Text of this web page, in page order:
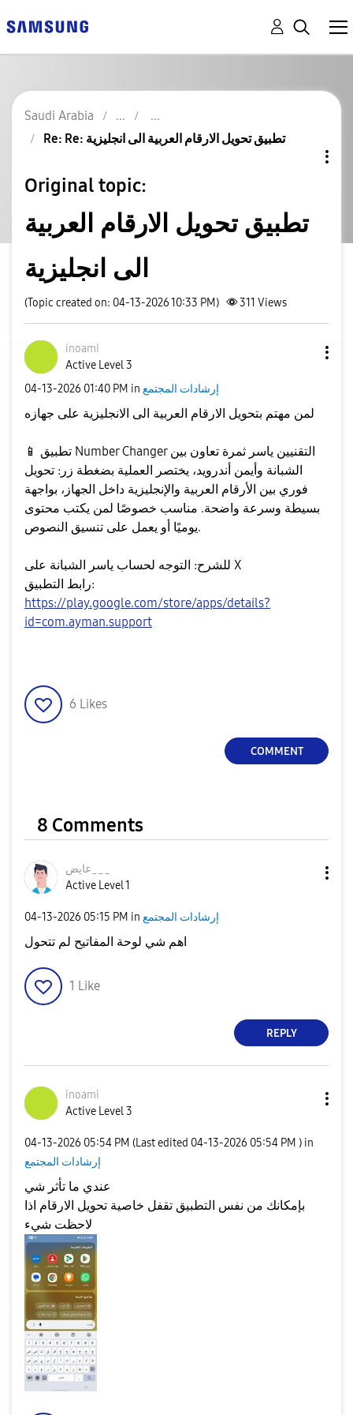
Saudi Arabia
Re: Re: تطبيق تحويل الارقام العربية الى انجليزية
Original topic:
تطبيق تحويل الارقام العربية
الى انجليزية
(Topic created on: 04-13-2026 10:33 PM) 311 Views
inoami
Active Level 3
‎04-13-2026 01:40 PM in إرشادات المجتمع
📱
الشبانة وأيمن أندرويد، يختصر العملية بضغطة زر: تحويل
فوري بين الأرقام العربية والإنجليزية داخل الجهاز، بواجهة
بسيطة وسرعة واضحة. مناسب خصوصًا لمن يكتب محتوى
يوميًا أو يعمل على تنسيق النصوص.
للشرح: التوجه لحساب ياسر الشبانة على X
رابط التطبيق:
https://play.google.com/store/apps/details?
id=com.ayman.support
6 Likes
COMMENT
8 Comments
Active Level 1
‎04-13-2026 05:15 PM in إرشادات المجتمع
اهم شي لوحة المفاتيح لم تتحول
1 Like
REPLY
inoami
Active Level 3
‎04-13-2026 05:54 PM (Last edited ‎04-13-2026 05:54 PM ) in
إرشادات المجتمع
عندي ما تأثر شي
بإمكانك من نفس التطبيق تقفل خاصية تحويل الارقام اذا
لاحظت شيء